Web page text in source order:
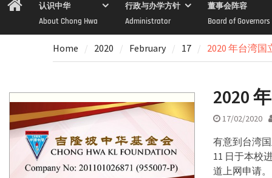
Home认识中华
About Chong Hwa
行政与办学方针
Administrator
董事会阵容
Board of Governors
Home 2020 February 17 2020 年台湾
2020
17/02/2020
有意到台湾
11 日于本校
道上网申请